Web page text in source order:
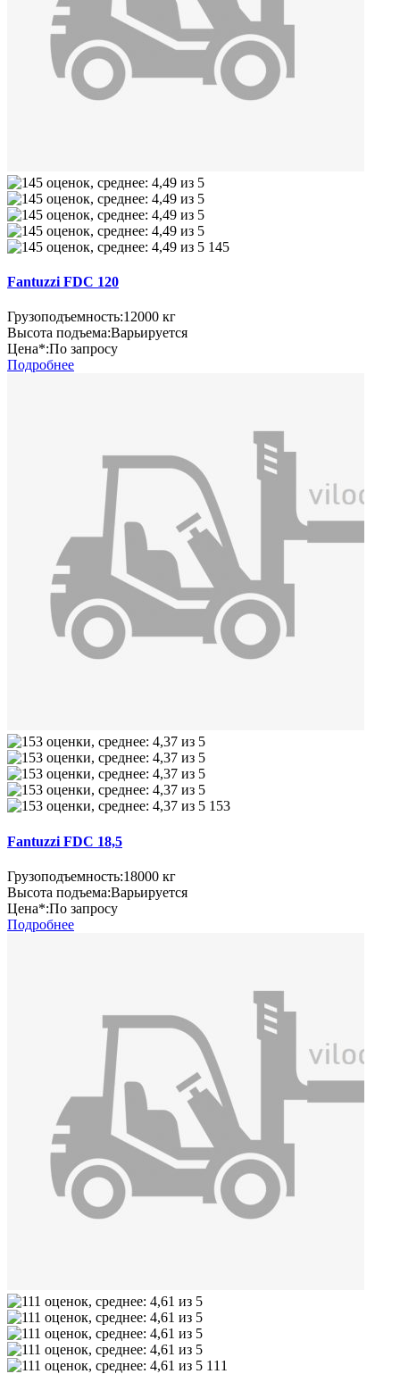
145
Fantuzzi FDC 120
Грузоподъемность:12000 кг
Высота подъема:Варьируется
Цена*:По запросу
Подробнее
153
Fantuzzi FDC 18,5
Грузоподъемность:18000 кг
Высота подъема:Варьируется
Цена*:По запросу
Подробнее
111